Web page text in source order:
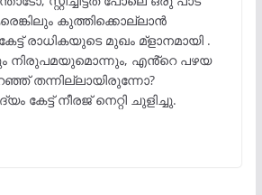
കുത്തിക്കൊല്ലാൻ
രാധികയുടെ മുഖം മ്ളാനമായി .
നിരുപമയുമൊന്നും, എൻ്റെ പഴയ
തന്നില്ലായിരുന്നോ?
കേട്ട് നീരജ് നെറ്റി ചുളിച്ചു.